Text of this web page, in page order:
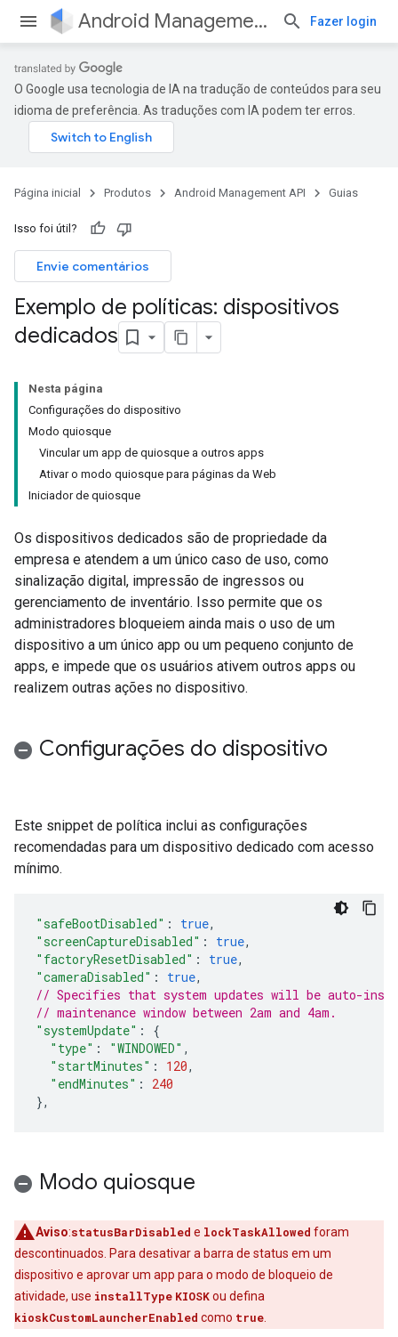
Android Management API Fazer login
O Google usa tecnologia de IA na tradução de conteúdos para seu
idioma de preferência. As traduções com IA podem ter erros.
Página inicial Produtos Android Management API Guias
Isso foi útil?
Envie comentários
Exemplo de políticas: dispositivos
dedicados
Nesta página
Configurações do dispositivo
Modo quiosque
Vincular um app de quiosque a outros apps
Ativar o modo quiosque para páginas da Web
Iniciador de quiosque
Os dispositivos dedicados são de propriedade da
empresa e atendem a um único caso de uso, como
sinalização digital, impressão de ingressos ou
gerenciamento de inventário. Isso permite que os
administradores bloqueiem ainda mais o uso de um
dispositivo a um único app ou um pequeno conjunto de
apps, e impede que os usuários ativem outros apps ou
realizem outras ações no dispositivo.
Configurações do dispositivo
Este snippet de política inclui as configurações
recomendadas para um dispositivo dedicado com acesso
mínimo.
"safeBootDisabled" : true,
"screenCaptureDisabled" : true,
"factoryResetDisabled" : true,
"cameraDisabled" : true,
// Specifies that system updates will be auto-
// maintenance window between 2am and 4am.
"systemUpdate" :
{
"type" : "WINDOWED" ,
"startMinutes" : 120,
"endMinutes" :
240
},
Modo quiosque
Aviso:statusBarDisabled e lockTaskAllowed foram
descontinuados. Para desativar a barra de status em um
dispositivo e aprovar um app para o modo de bloqueio de
atividade, use installType KIOSKou defina
kioskCustomLauncherEnabled como true